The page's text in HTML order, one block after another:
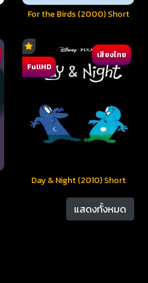
For the Birds (2000) Short
FullHD
เสียงไทย
Day & Night (2010) Short
แสดงทั้งหมด